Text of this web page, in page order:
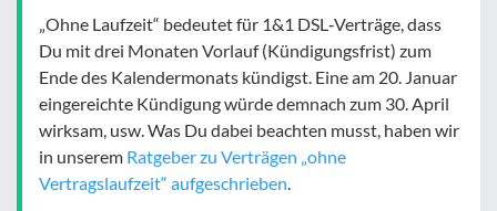
„Ohne Laufzeit“ bedeutet für 1&1 DSL‑Verträge, dass
Du mit drei Monaten Vorlauf (Kündigungsfrist) zum
Ende des Kalendermonats kündigst. Eine am 20. Januar
eingereichte Kündigung würde demnach zum 30. April
wirksam, usw. Was Du dabei beachten musst, haben wir
in unserem Ratgeber zu Verträgen „ohne
Vertragslaufzeit“ aufgeschrieben